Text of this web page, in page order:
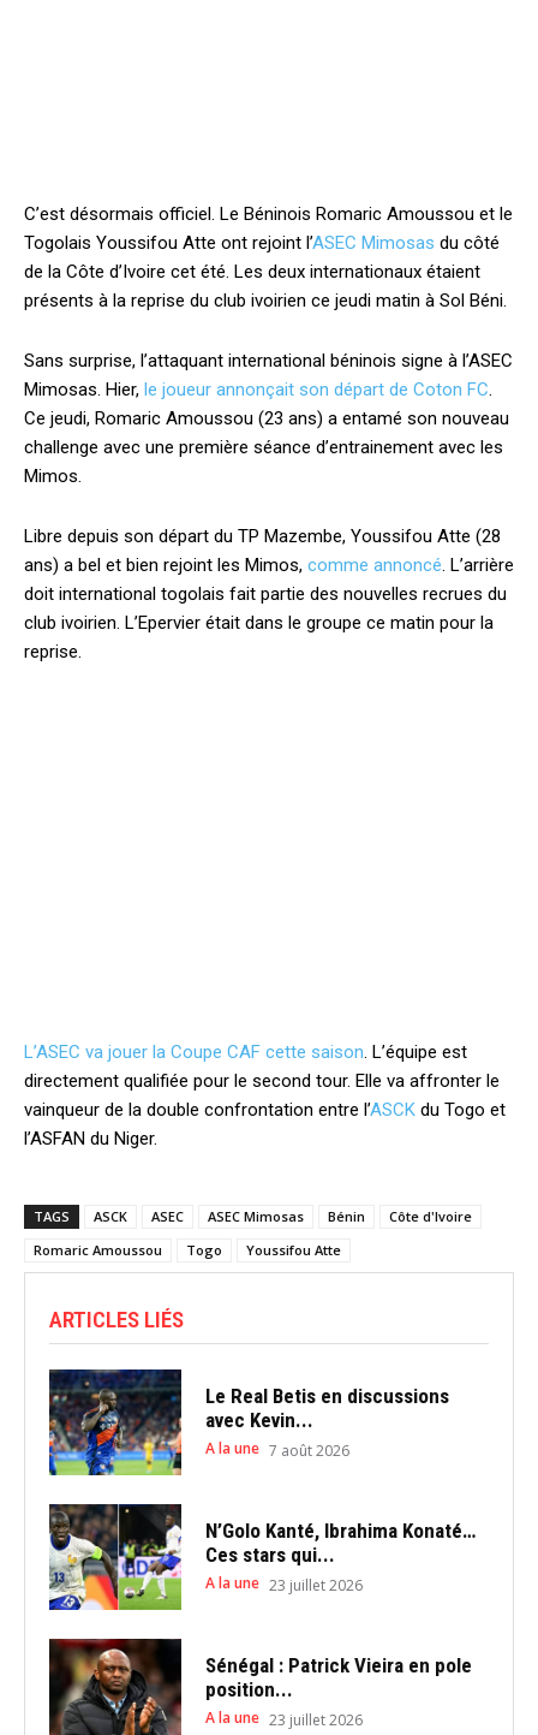
C’est désormais officiel. Le Béninois Romaric Amoussou et le
Togolais Youssifou Atte ont rejoint l’ASEC Mimosas du côté
de la Côte d’Ivoire cet été. Les deux internationaux étaient
présents à la reprise du club ivoirien ce jeudi matin à Sol Béni.
Sans surprise, l’attaquant international béninois signe à l’ASEC
Mimosas. Hier, le joueur annonçait son départ de Coton FC.
Ce jeudi, Romaric Amoussou (23 ans) a entamé son nouveau
challenge avec une première séance d’entrainement avec les
Mimos.
Libre depuis son départ du TP Mazembe, Youssifou Atte (28
ans) a bel et bien rejoint les Mimos, comme annoncé. L’arrière
doit international togolais fait partie des nouvelles recrues du
club ivoirien. L’Epervier était dans le groupe ce matin pour la
reprise.
L’ASEC va jouer la Coupe CAF cette saison. L’équipe est
directement qualifiée pour le second tour. Elle va affronter le
vainqueur de la double confrontation entre l’ASCK du Togo et
l’ASFAN du Niger.
TAGS ASCK ASEC ASEC Mimosas Bénin
Côte d'Ivoire
Romaric Amoussou
Togo Youssifou Atte
ARTICLES LIÉS
Le Real Betis en discussions
avec Kevin...
A la une 7 août 2026
N’Golo Kanté, Ibrahima Konaté…
Ces stars qui...
A la une 23 juillet 2026
Sénégal : Patrick Vieira en pole
position...
A la une 23 juillet 2026